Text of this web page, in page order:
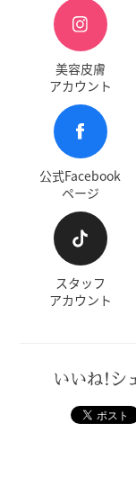
美容皮膚
アカウント
公式Facebook
ページ
スタッフ
アカウント
いいね!シ